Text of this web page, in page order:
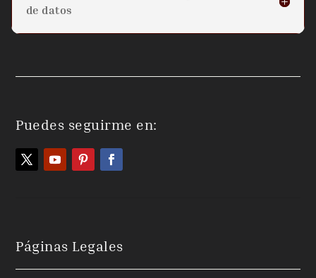
de datos
Puedes seguirme en:
Páginas Legales